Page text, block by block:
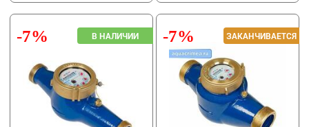
-7% -7%